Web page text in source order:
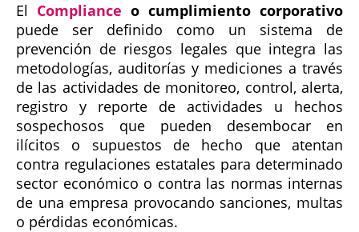
El Compliance o cumplimiento corporativo
puede ser definido como un sistema de
prevención de riesgos legales que integra las
metodologías, auditorías y mediciones a través
de las actividades de monitoreo, control, alerta,
registro y reporte de actividades u hechos
sospechosos que pueden desembocar en
ilícitos o supuestos de hecho que atentan
contra regulaciones estatales para determinado
sector económico o contra las normas internas
de una empresa provocando sanciones, multas
o pérdidas económicas.